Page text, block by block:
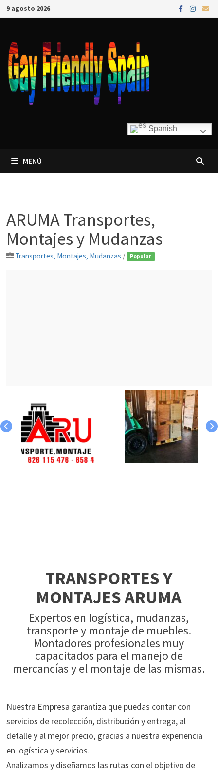
9 agosto 2026
Spanish
MENÚ
ARUMA Transportes,
Montajes y Mudanzas
Transportes, Montajes, Mudanzas / Popular
TRANSPORTES Y
MONTAJES ARUMA
Expertos en logística, mudanzas,
transporte y montaje de muebles.
Montadores profesionales muy
capacitados para el manejo de
mercancías y el montaje de las mismas.
Nuestra Empresa garantiza que puedas contar con
servicios de recolección, distribución y entrega, al
detalle y al mejor precio, gracias a nuestra experiencia
en logística y servicios.
Analizamos y diseñamos las rutas con el objetivo de